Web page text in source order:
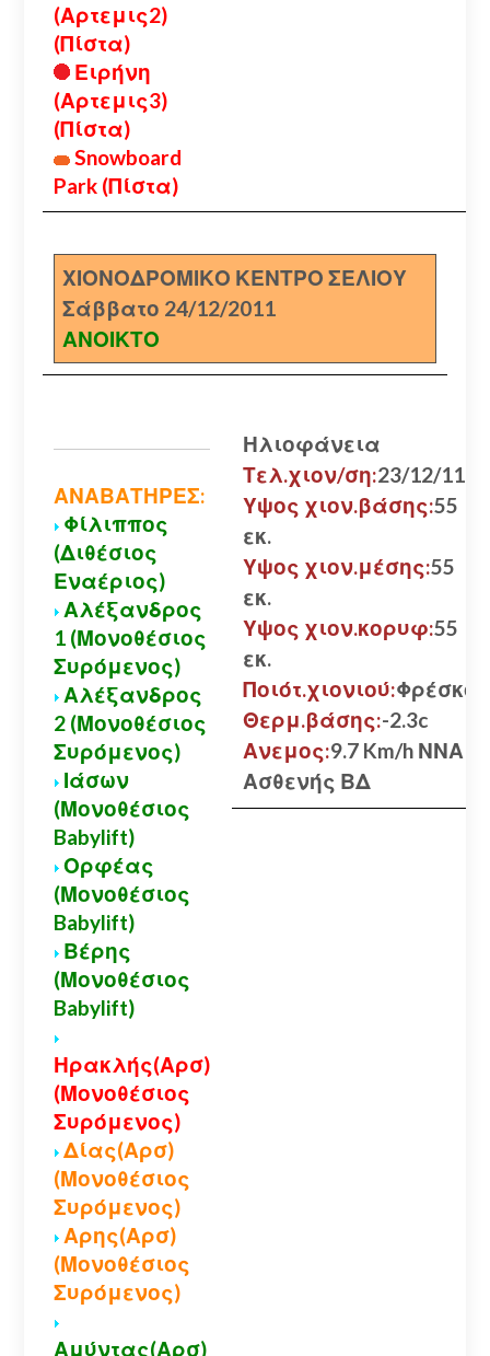
(Αρτεμις2)
(Πίστα)
Ειρήνη
(Αρτεμις3)
(Πίστα)
Snowboard
Park (Πίστα)
ΧΙΟΝΟΔΡΟΜΙΚΟ ΚΕΝΤΡΟ ΣΕΛΙΟΥ
Σάββατο 24/12/2011
ΑΝΟΙΚΤΟ
ΑΝΑΒΑΤΗΡΕΣ:
Φίλιππος
(Διθέσιος
Εναέριος)
Αλέξανδρος
1 (Μονοθέσιος
Συρόμενος)
Αλέξανδρος
2 (Μονοθέσιος
Συρόμενος)
Ιάσων
(Μονοθέσιος
Babylift)
Ορφέας
(Μονοθέσιος
Babylift)
Βέρης
(Μονοθέσιος
Babylift)
Ηρακλής(Αρσ)
(Μονοθέσιος
Συρόμενος)
Δίας(Αρσ)
(Μονοθέσιος
Συρόμενος)
Αρης(Αρσ)
(Μονοθέσιος
Συρόμενος)
Αμύντας(Αρσ)
Ηλιοφάνεια
Τελ.χιον/ση:23/12/11
Υψος χιον.βάσης:55
εκ.
Υψος χιον.μέσης:55
εκ.
Υψος χιον.κορυφ:55
εκ.
Ποιότ.χιονιού:Φρέσκο
Θερμ.βάσης:-2.3c
Ανεμος:9.7 Km/h ΝΝΑ
Ασθενής ΒΔ